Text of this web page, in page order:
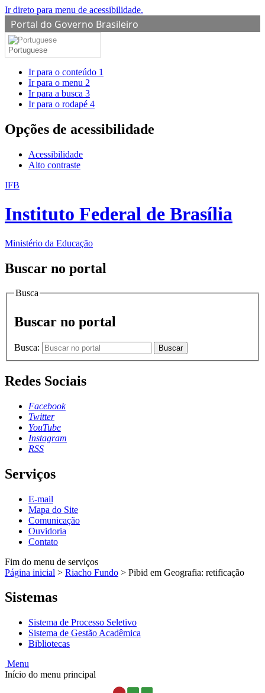
Ir direto para menu de acessibilidade.
Portal do Governo Brasileiro
Portuguese
Ir para o conteúdo 1
Ir para o menu 2
Ir para a busca 3
Ir para o rodapé 4
Opções de acessibilidade
Acessibilidade
Alto contraste
IFB
Instituto Federal de Brasília
Ministério da Educação
Buscar no portal
Busca
Buscar no portal
Busca: Buscar
Redes Sociais
Facebook
Twitter
YouTube
Instagram
RSS
Serviços
E-mail
Mapa do Site
Comunicação
Ouvidoria
Contato
Fim do menu de serviços
Página inicial > Riacho Fundo > Pibid em Geografia: retificação
Sistemas
Sistema de Processo Seletivo
Sistema de Gestão Acadêmica
Bibliotecas
Menu
Início do menu principal